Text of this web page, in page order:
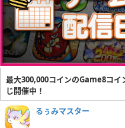
最大300,000コインのGame8コイ
じ開催中！
るぅみマスター